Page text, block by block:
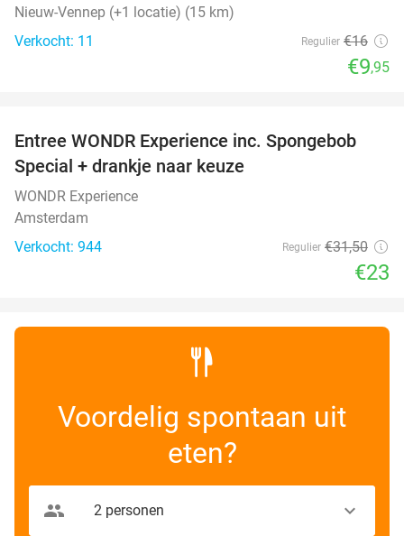
Nieuw-Vennep (+1 locatie) (15 km)
Verkocht: 11
Regulier €16
€9,95
27%
Entree WONDR Experience inc. Spongebob
Special + drankje naar keuze
WONDR Experience
Amsterdam
Verkocht: 944
Regulier €31,50
€23
Voordelig spontaan uit
eten?